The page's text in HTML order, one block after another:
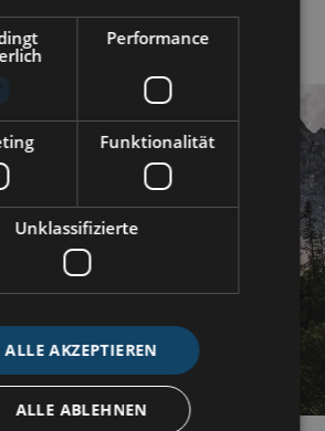
Performance
Funktionalität
Unklassifizierte
ALLE AKZEPTIEREN
ALLE ABLEHNEN